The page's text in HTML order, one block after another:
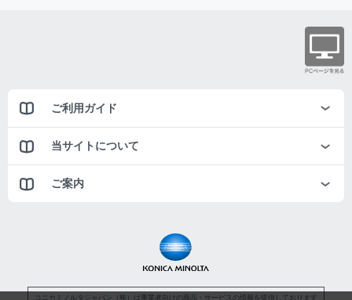
ご利用ガイド
当サイトについて
ご案内
コニカミノルタジャパン（株）は事業者向けの商品・サービスの情報を提供しております